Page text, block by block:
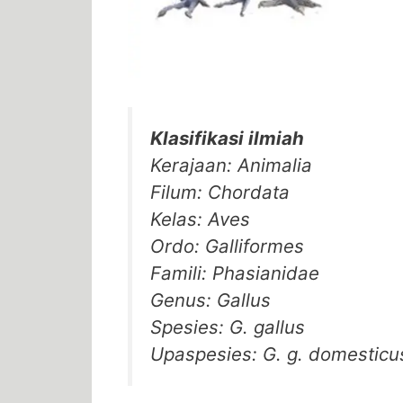
Klasifikasi ilmiah
Kerajaan: Animalia
Filum: Chordata
Kelas: Aves
Ordo: Galliformes
Famili: Phasianidae
Genus: Gallus
Spesies: G. gallus
Upaspesies: G. g.